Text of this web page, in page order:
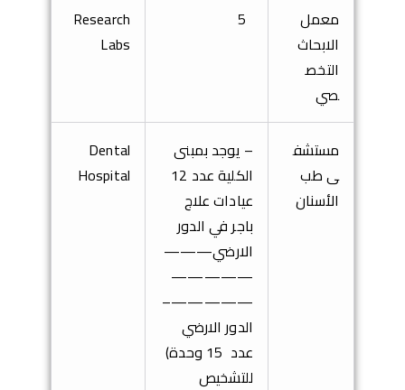
معمل
الابحاث
التخص
صي
5
Research
Labs
مستشف
ى طب
الأسنان
– يوجد بمبنى
الكلية عدد 12
عيادات علاج
باجر في الدور
الارضي———
—————
—————
–
الدور الارضي
عدد 15 وحدة
(
للتشخيص
Dental
Hospital